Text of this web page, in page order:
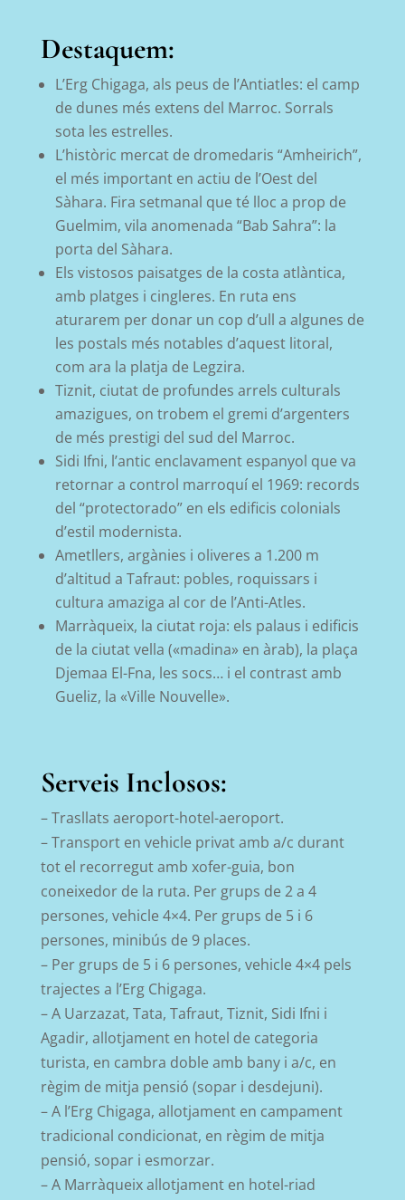
Destaquem:
L’Erg Chigaga, als peus de l’Antiatles: el camp
de dunes més extens del Marroc. Sorrals
sota les estrelles.
L’històric mercat de dromedaris “Amheirich”,
el més important en actiu de l’Oest del
Sàhara. Fira setmanal que té lloc a prop de
Guelmim, vila anomenada “Bab Sahra”: la
porta del Sàhara.
Els vistosos paisatges de la costa atlàntica,
amb platges i cingleres. En ruta ens
aturarem per donar un cop d’ull a algunes de
les postals més notables d’aquest litoral,
com ara la platja de Legzira.
Tiznit, ciutat de profundes arrels culturals
amazigues, on trobem el gremi d’argenters
de més prestigi del sud del Marroc.
Sidi Ifni, l’antic enclavament espanyol que va
retornar a control marroquí el 1969: records
del “protectorado” en els edificis colonials
d’estil modernista.
Ametllers, argànies i oliveres a 1.200 m
d’altitud a Tafraut: pobles, roquissars i
cultura amaziga al cor de l’Anti-Atles.
Marràqueix, la ciutat roja: els palaus i edificis
de la ciutat vella («madina» en àrab), la plaça
Djemaa El-Fna, les socs… i el contrast amb
Gueliz, la «Ville Nouvelle».
Serveis Inclosos:
– Trasllats aeroport-hotel-aeroport.
– Transport en vehicle privat amb a/c durant
tot el recorregut amb xofer-guia, bon
coneixedor de la ruta. Per grups de 2 a 4
persones, vehicle 4×4. Per grups de 5 i 6
persones, minibús de 9 places.
– Per grups de 5 i 6 persones, vehicle 4×4 pels
trajectes a l’Erg Chigaga.
– A Uarzazat, Tata, Tafraut, Tiznit, Sidi Ifni i
Agadir, allotjament en hotel de categoria
turista, en cambra doble amb bany i a/c, en
règim de mitja pensió (sopar i desdejuni).
– A l’Erg Chigaga, allotjament en campament
tradicional condicionat, en règim de mitja
pensió, sopar i esmorzar.
– A Marràqueix allotjament en hotel-riad